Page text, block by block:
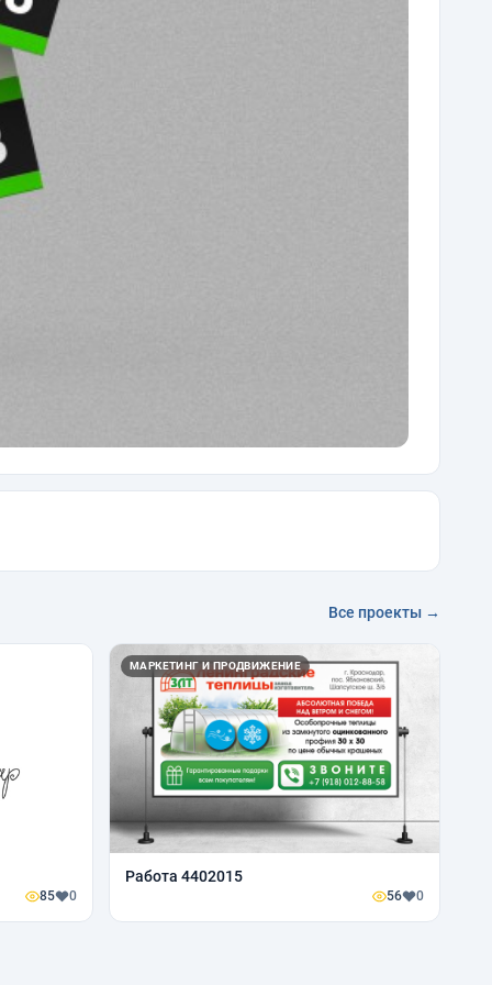
Все проекты →
85 0
МАРКЕТИНГ И ПРОДВИЖЕНИЕ
Работа 4402015
56 0